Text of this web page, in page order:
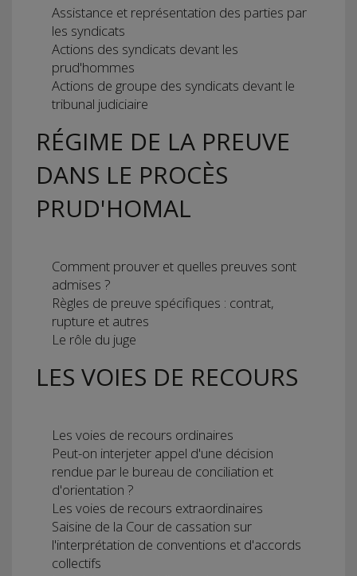
Assistance et représentation des parties par
les syndicats
Actions des syndicats devant les
prud'hommes
Actions de groupe des syndicats devant le
tribunal judiciaire
RÉGIME DE LA PREUVE
DANS LE PROCÈS
PRUD'HOMAL
Comment prouver et quelles preuves sont
admises ?
Règles de preuve spécifiques : contrat,
rupture et autres
Le rôle du juge
LES VOIES DE RECOURS
Les voies de recours ordinaires
Peut-on interjeter appel d'une décision
rendue par le bureau de conciliation et
d'orientation ?
Les voies de recours extraordinaires
Saisine de la Cour de cassation sur
l'interprétation de conventions et d'accords
collectifs